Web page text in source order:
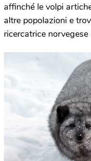
affinché le volpi
altre popolazioni e
ricercatrice